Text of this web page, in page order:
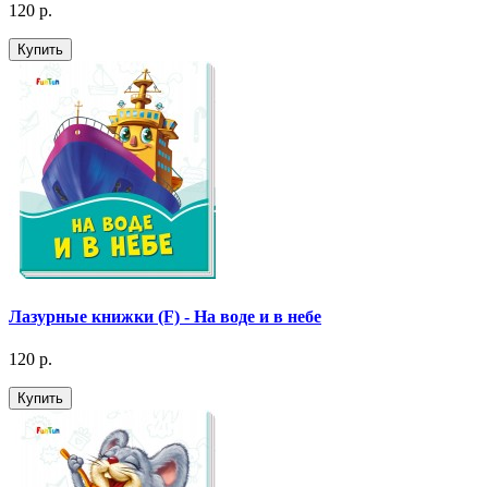
120 р.
Купить
Лазурные книжки (F) - На воде и в небе
120 р.
Купить